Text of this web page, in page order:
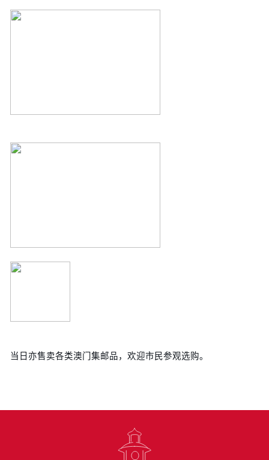
当日亦售卖各类澳门集邮品，欢迎市民参观选购。